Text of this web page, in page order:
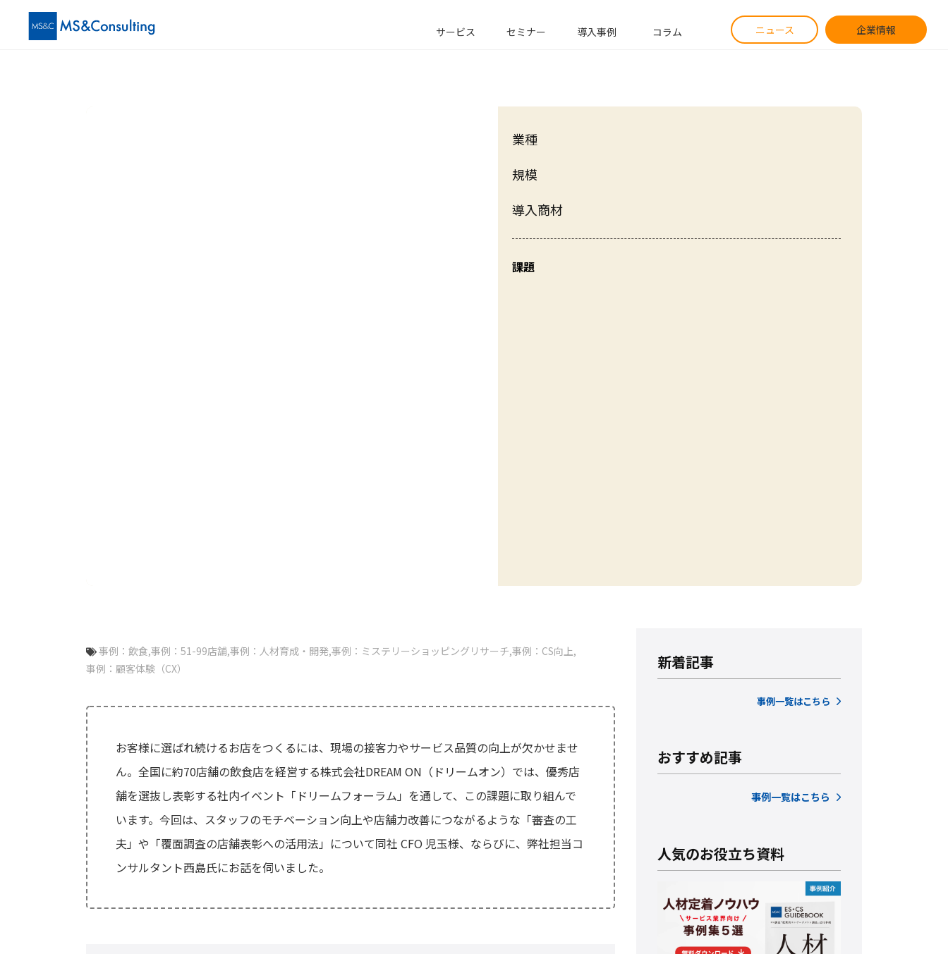
サービス セミナー 導入事例 コラム ニュース 企業情報
業種
規模
導入商材
課題
事例：飲食 事例：51-99店舗 事例：人材育成・開発 事例：ミステリーショッピングリサーチ 事例：CS向上
事例：顧客体験（CX）
お客様に選ばれ続けるお店をつくるには、現場の接客力やサービス品質の向上が欠かせませ
ん。全国に約70店舗の飲食店を経営する株式会社DREAM ON（ドリームオン）では、優秀店
舗を選抜し表彰する社内イベント「ドリームフォーラム」を通して、この課題に取り組んで
います。今回は、スタッフのモチベーション向上や店舗力改善につながるような「審査の工
夫」や「覆面調査の店舗表彰への活用法」について同社 CFO 児玉様、ならびに、弊社担当コ
ンサルタント西島氏にお話を伺いました。
新着記事
事例一覧はこちら
おすすめ記事
事例一覧はこちら
人気のお役立ち資料